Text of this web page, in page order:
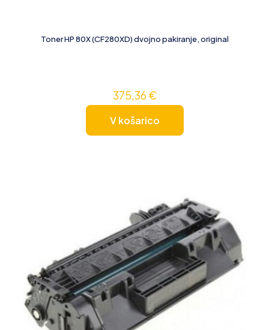
Toner HP 80X (CF280XD) dvojno pakiranje, original
375,36€
V košarico